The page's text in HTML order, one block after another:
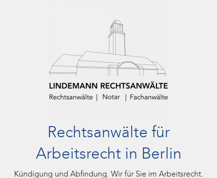
Rechtsanwälte für
Arbeitsrecht in Berlin
Kündigung und Abfindung. Wir für Sie im Arbeitsrecht.